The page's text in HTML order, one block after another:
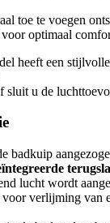
toe te voegen
voor optimaal
heeft een
sluit u de
badkuip
lucht wordt
verlijming van